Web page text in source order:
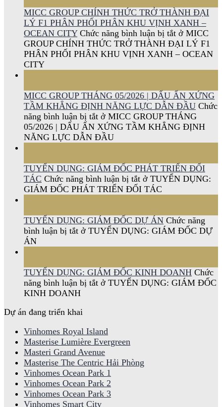
MICC GROUP CHÍNH THỨC TRỞ THÀNH ĐẠI
LÝ F1 PHÂN PHỐI PHÂN KHU VỊNH XANH –
OCEAN CITY Chức năng bình luận bị tắt ở MICC
GROUP CHÍNH THỨC TRỞ THÀNH ĐẠI LÝ F1
PHÂN PHỐI PHÂN KHU VỊNH XANH – OCEAN
CITY
MICC GROUP THÁNG 05/2026 | DẤU ẤN XỨNG
TẦM KHẲNG ĐỊNH NĂNG LỰC DẪN ĐẦU Chức
năng bình luận bị tắt ở MICC GROUP THÁNG
05/2026 | DẤU ẤN XỨNG TẦM KHẲNG ĐỊNH
NĂNG LỰC DẪN ĐẦU
TUYỂN DỤNG: GIÁM ĐỐC PHÁT TRIỂN ĐỐI
TÁC Chức năng bình luận bị tắt ở TUYỂN DỤNG:
GIÁM ĐỐC PHÁT TRIỂN ĐỐI TÁC
TUYỂN DỤNG: GIÁM ĐỐC DỰ ÁN Chức năng
bình luận bị tắt ở TUYỂN DỤNG: GIÁM ĐỐC DỰ
ÁN
TUYỂN DỤNG: GIÁM ĐỐC KINH DOANH Chức
năng bình luận bị tắt ở TUYỂN DỤNG: GIÁM ĐỐC
KINH DOANH
Dự án đang triển khai
Vinhomes Royal Island
Masterise Lumière Evergreen
Masteri Grand Avenue
Masterise The Centric Hải Phòng
Vinhomes Ocean Park 1
Vinhomes Ocean Park 2
Vinhomes Ocean Park 3
Vinhomes Smart City